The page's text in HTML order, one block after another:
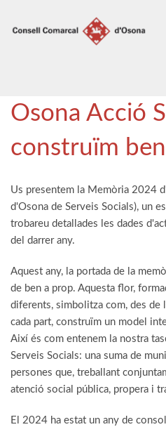
Osona Acció
construïm
Us presentem la Memòria 2024
d'Osona de Serveis Socials), un
trobareu detallades les dades
del darrer any.
Aquest any, la portada de la
de ben a prop. Aquesta flor,
diferents, simbolitza com, des
cada part, construïm un model
Així és com entenem la nostra
Serveis Socials: una suma de
persones que, treballant
atenció social pública, propera i
El 2024 ha estat un any de